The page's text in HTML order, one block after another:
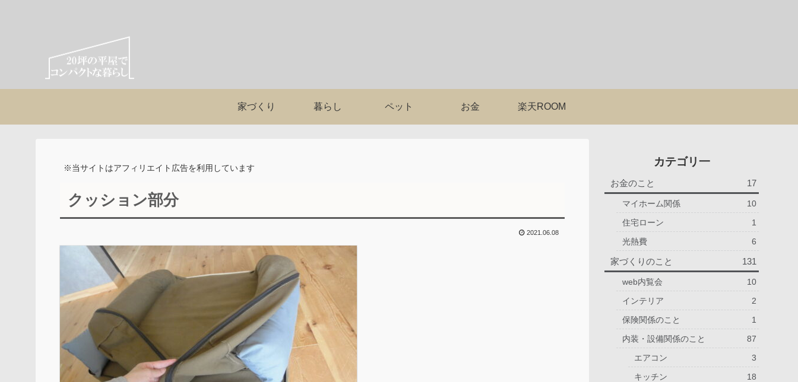
家づくり 暮らし ペット お金 楽天ROOM
※当サイトはアフィリエイト広告を利用しています
クッション部分
2021.06.08
カテゴリ一
お金のこと 17
マイホーム関係
10
住宅ローン
1
光熱費
6
家づくりのこと 131
web内覧会
10
インテリア
2
保険関係のこと
1
内装・設備関係のこと
87
エアコン
3
キッチン
18